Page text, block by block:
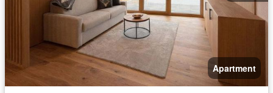
Apartment